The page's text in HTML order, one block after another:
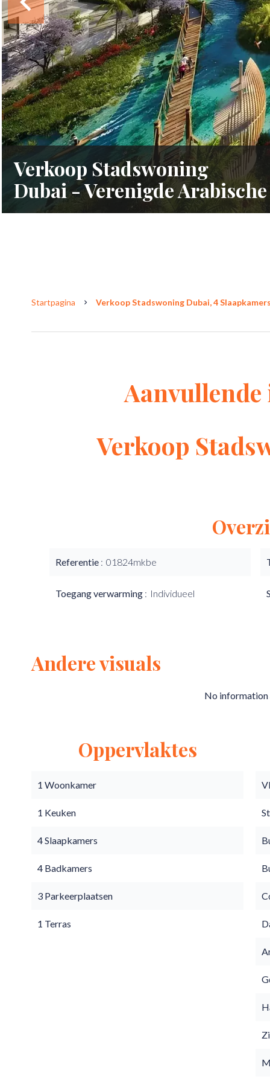
Verkoop Stadswoning
Dubai - Verenigde
Startpagina Verkoop Stadswoning Dubai, 4
Verkoop
Referentie 01824mkbe
Toegang verwarming Individueel
Andere visuals
No information
Oppervlaktes
1 Woonkamer
1 Keuken
4 Slaapkamers
4 Badkamers
3 Parkeerplaatsen
1 Terras